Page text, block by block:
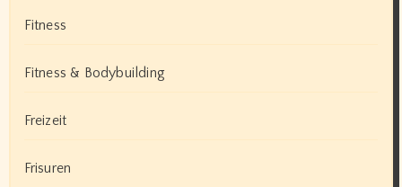
Fitness
Fitness & Bodybuilding
Freizeit
Frisuren